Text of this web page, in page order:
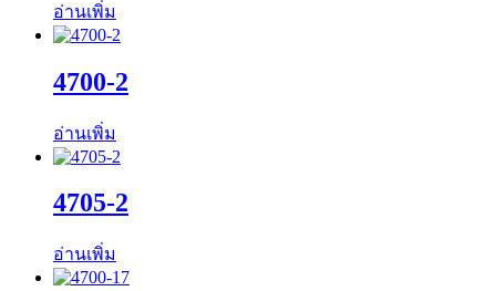
อ่านเพิ่ม
4700-2
อ่านเพิ่ม
4705-2
อ่านเพิ่ม